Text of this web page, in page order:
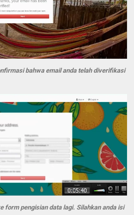
bahwa email anda telah diverifikasi
form pengisian data lagi. Silahkan anda isi